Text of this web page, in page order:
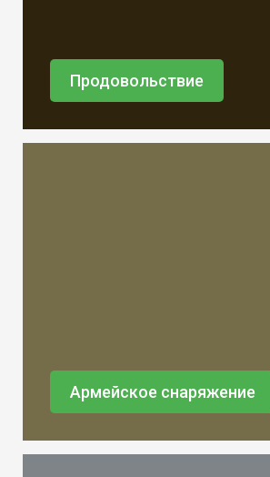
Продовольствие
Армейское снаряжение